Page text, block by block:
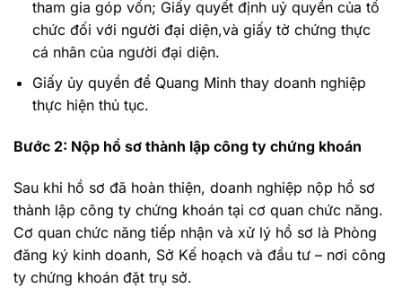
tham gia góp vốn; Giấy quyết định uỷ quyền của tổ
chức đối với người đại diện,và giấy tờ chứng thực
cá nhân của người đại diện.
Giấy ủy quyền để Quang Minh thay doanh nghiệp
thực hiện thủ tục.
Bước 2: Nộp hồ sơ thành lập công ty chứng khoán
Sau khi hồ sơ đã hoàn thiện, doanh nghiệp nộp hồ sơ
thành lập công ty chứng khoán tại cơ quan chức năng.
Cơ quan chức năng tiếp nhận và xử lý hồ sơ là Phòng
đăng ký kinh doanh, Sở Kế hoạch và đầu tư – nơi công
ty chứng khoán đặt trụ sở.